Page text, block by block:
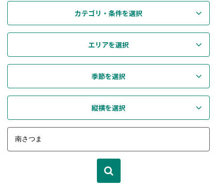
カテゴリ・条件を選択
エリアを選択
季節を選択
縦横を選択